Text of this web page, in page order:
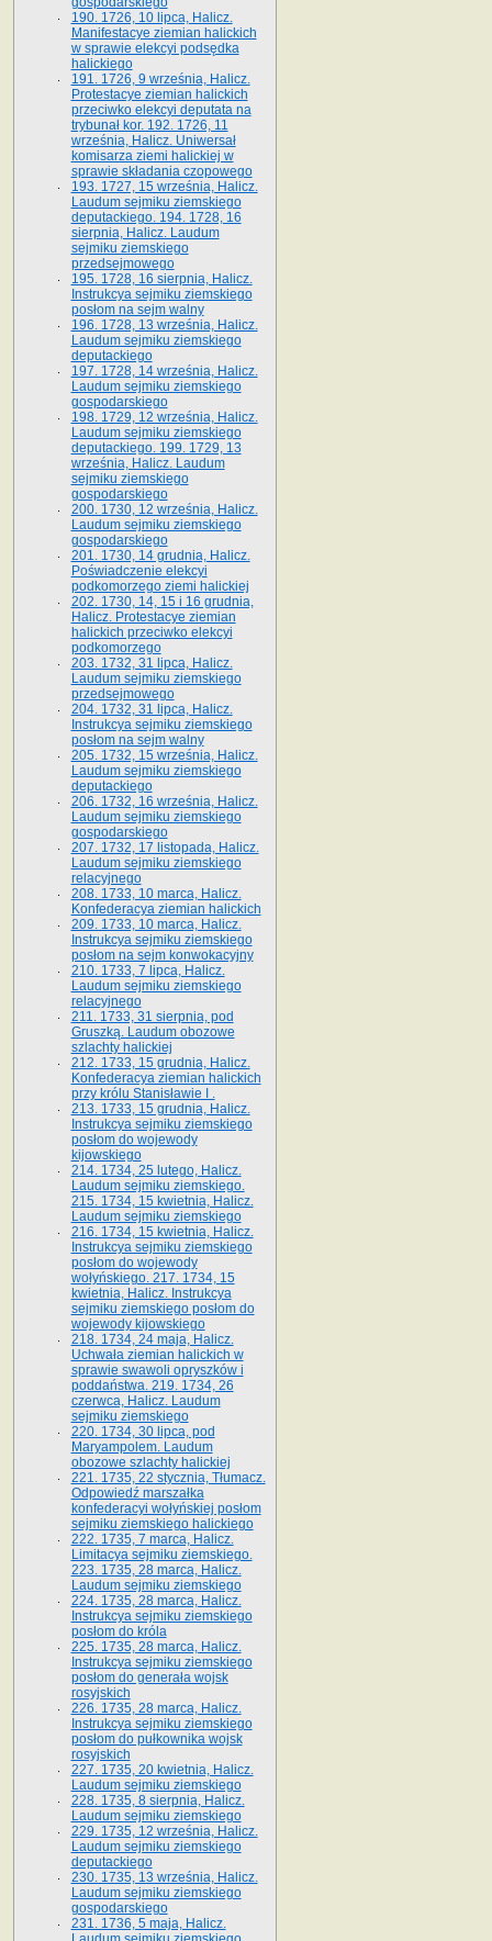
190. 1726, 10 lipca, Halicz.
Manifestacye ziemian halickich
w sprawie elekcyi podsędka
halickiego
191. 1726, 9 września, Halicz.
Protestacye ziemian halickich
przeciwko elekcyi deputata na
trybunał kor. 192. 1726, 11
września, Halicz. Uniwersał
komisarza ziemi halickiej w
sprawie składania czopowego
193. 1727, 15 września, Halicz.
Laudum sejmiku ziemskiego
deputackiego. 194. 1728, 16
sierpnia, Halicz. Laudum
sejmiku ziemskiego
przedsejmowego
195. 1728, 16 sierpnia, Halicz.
Instrukcya sejmiku ziemskiego
posłom na sejm walny
196. 1728, 13 września, Halicz.
Laudum sejmiku ziemskiego
deputackiego
197. 1728, 14 września, Halicz.
Laudum sejmiku ziemskiego
gospodarskiego
198. 1729, 12 września, Halicz.
Laudum sejmiku ziemskiego
deputackiego. 199. 1729, 13
września, Halicz. Laudum
sejmiku ziemskiego
gospodarskiego
200. 1730, 12 września, Halicz.
Laudum sejmiku ziemskiego
gospodarskiego
201. 1730, 14 grudnia, Halicz.
Poświadczenie elekcyi
podkomorzego ziemi halickiej
202. 1730, 14, 15 i 16 grudnia,
Halicz. Protestacye ziemian
halickich przeciwko elekcyi
podkomorzego
203. 1732, 31 lipca, Halicz.
Laudum sejmiku ziemskiego
przedsejmowego
204. 1732, 31 lipca, Halicz.
Instrukcya sejmiku ziemskiego
posłom na sejm walny
205. 1732, 15 września, Halicz.
Laudum sejmiku ziemskiego
deputackiego
206. 1732, 16 września, Halicz.
Laudum sejmiku ziemskiego
gospodarskiego
207. 1732, 17 listopada, Halicz.
Laudum sejmiku ziemskiego
relacyjnego
208. 1733, 10 marca, Halicz.
Konfederacya ziemian halickich­
209. 1733, 10 marca, Halicz.
Instrukcya sejmiku ziemskiego
posłom na sejm konwokacyjny
210. 1733, 7 lipca, Halicz.
Laudum sejmiku ziemskiego
relacyjnego
211. 1733, 31 sierpnia, pod
Gruszką. Laudum obozowe
szlachty halickiej
212. 1733, 15 grudnia, Halicz.
Konfederacya ziemian halickich
przy królu Stanisławie I .
213. 1733, 15 grudnia, Halicz.
Instrukcya sejmiku ziemskiego
posłom do wojewody
kijowskiego
214. 1734, 25 lutego, Halicz.
Laudum sejmiku ziemskiego.
215. 1734, 15 kwietnia, Halicz.
Laudum sejmiku ziemskiego
216. 1734, 15 kwietnia, Halicz.
Instrukcya sejmiku ziemskiego
posłom do wojewody
wołyńskiego. 217. 1734, 15
kwietnia, Halicz. Instrukcya
sejmiku ziemskiego posłom do
wojewody kijowskiego
218. 1734, 24 maja, Halicz.
Uchwała ziemian halickich w
sprawie swawoli opryszków i
poddaństwa. 219. 1734, 26
czerwca, Halicz. Laudum
sejmiku ziemskiego
220. 1734, 30 lipca, pod
Maryampolem. Laudum
obozowe szlachty halickiej
221. 1735, 22 stycznia, Tłumacz.
Odpowiedź marszałka
konfederacyi wołyńskiej posłom
sejmiku ziemskiego halickiego
222. 1735, 7 marca, Halicz.
Limitacya sejmiku ziemskiego.
223. 1735, 28 marca, Halicz.
Laudum sejmiku ziemskiego
224. 1735, 28 marca, Halicz.
Instrukcya sejmiku ziemskiego
posłom do króla
225. 1735, 28 marca, Halicz.
Instrukcya sejmiku ziemskiego
posłom do generała wojsk
rosyjskich
226. 1735, 28 marca, Halicz.
Instrukcya sejmiku ziemskiego
posłom do pułkownika wojsk
rosyjskich
227. 1735, 20 kwietnia, Halicz.
Laudum sejmiku ziemskiego
228. 1735, 8 sierpnia, Halicz.
Laudum sejmiku ziemskiego
229. 1735, 12 września, Halicz.
Laudum sejmiku ziemskiego
deputackiego
230. 1735, 13 września, Halicz.
Laudum sejmiku ziemskiego
gospodarskiego
231. 1736, 5 maja, Halicz.